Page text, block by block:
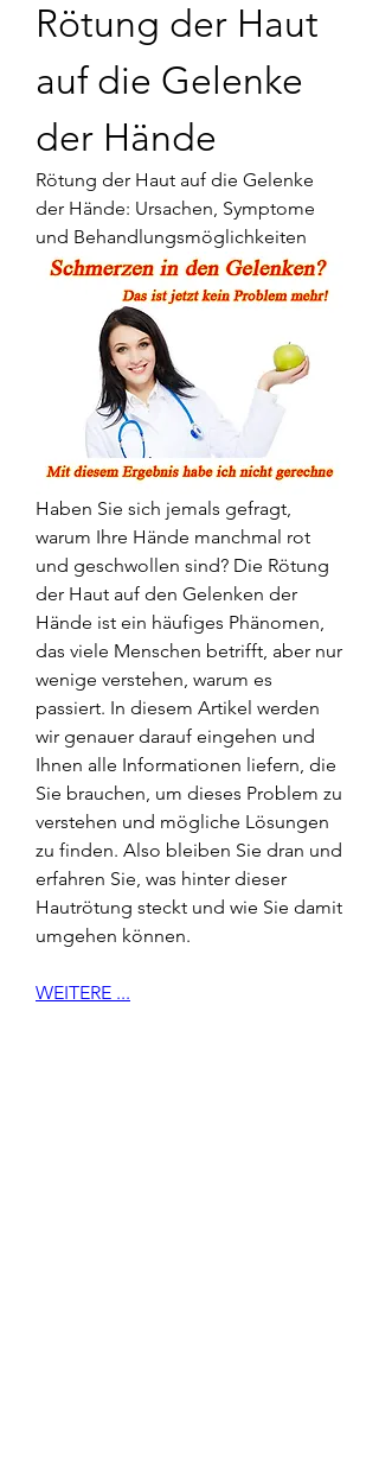
Rötung der Haut
auf die Gelenke
der Hände
Rötung der Haut auf die Gelenke
der Hände: Ursachen, Symptome
und Behandlungsmöglichkeiten
Haben Sie sich jemals gefragt,
warum Ihre Hände manchmal rot
und geschwollen sind? Die Rötung
der Haut auf den Gelenken der
Hände ist ein häufiges Phänomen,
das viele Menschen betrifft, aber nur
wenige verstehen, warum es
passiert. In diesem Artikel werden
wir genauer darauf eingehen und
Ihnen alle Informationen liefern, die
Sie brauchen, um dieses Problem zu
verstehen und mögliche Lösungen
zu finden. Also bleiben Sie dran und
erfahren Sie, was hinter dieser
Hautrötung steckt und wie Sie damit
umgehen können.
WEITERE ...